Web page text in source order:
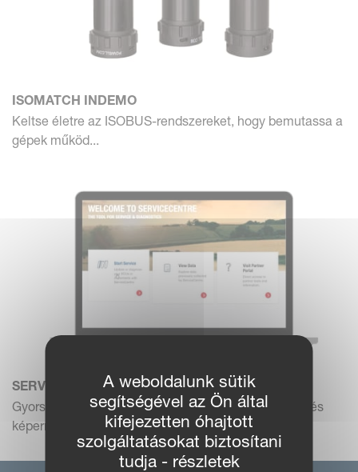
ISOMATCH INDEMO
Keltse életre az ISOBUS-rendszereket, hogy bemutassa a
gépek működ...
SERVICECENTRE
Gyors, szakértői támogatást kaphat távfelügyelettel és
képerny...
A weboldalunk sütik
segítségével az Ön által
kifejezetten óhajtott
szolgáltatásokat biztosítani
tudja - részletek